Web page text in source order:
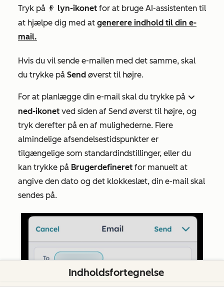
Tryk på dynamicFilter lyn-ikonet for at bruge AI-assistenten til
at hjælpe dig med at generere indhold til din e-
mail.
Hvis du vil sende e-mailen med det samme, skal
du trykke på Send øverst til højre.
For at planlægge din e-mail skal du trykke på down
ned-ikonet ved siden af Send øverst til højre, og
tryk derefter på en af mulighederne. Flere
almindelige afsendelsestidspunkter er
tilgængelige som standardindstillinger, eller du
kan trykke på Brugerdefineret for manuelt at
angive den dato og det klokkeslæt, din e-mail skal
sendes på.
Indholdsfortegnelse